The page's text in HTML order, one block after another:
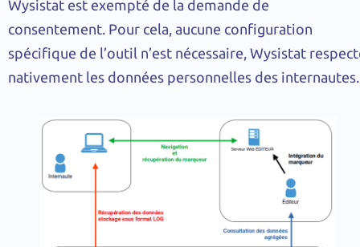
Wysistat est exempté de la demande de
consentement. Pour cela, aucune configuration
spécifique de l’outil n’est nécessaire, Wysistat
nativement les données personnelles des internautes.